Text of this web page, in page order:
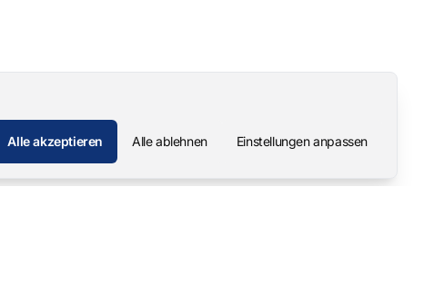
Alle akzeptieren Alle ablehnen Einstellungen anpassen